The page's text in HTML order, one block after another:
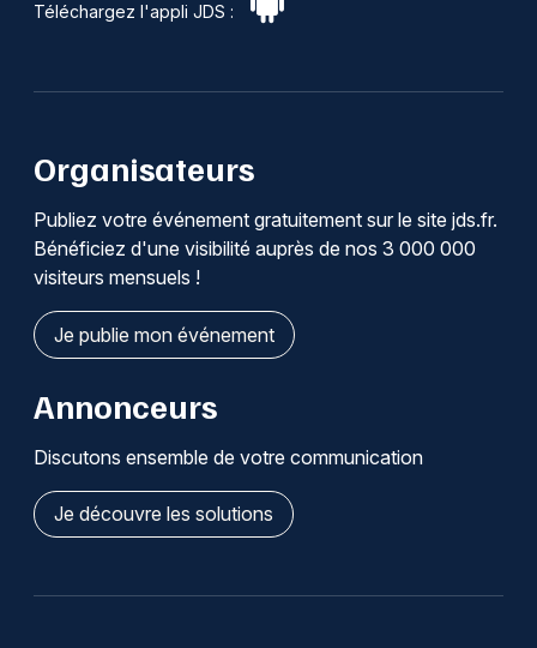
Téléchargez l'appli JDS :
Organisateurs
Publiez votre événement gratuitement sur le site jds.fr.
Bénéficiez d'une visibilité auprès de nos 3 000 000
visiteurs mensuels !
Je publie mon événement
Annonceurs
Discutons ensemble de votre communication
Je découvre les solutions